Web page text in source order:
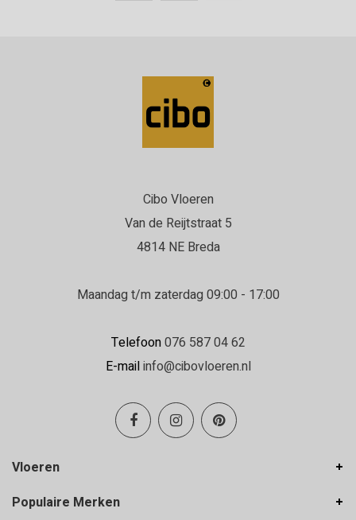
afleveren van de vloer en het terugbrengen van
overgebleven pakken. Een deskundige partij
waar klanttevredenheid hoog in het vaadel staat,
vloer, en de vloerenlegger was zeer deskundig
en heeft de vloer boven en beneden netjes
Hele goede service en ze denken met je
mee!
Cibo Vloeren
Van de Reijtstraat 5
4814 NE Breda
Maandag t/m zaterdag 09:00 - 17:00
Telefoon076 587 04 62
E-mailinfo@cibovloeren.nl
Vloeren
Populaire Merken